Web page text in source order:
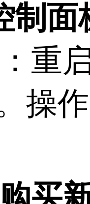
制面
重
操
新